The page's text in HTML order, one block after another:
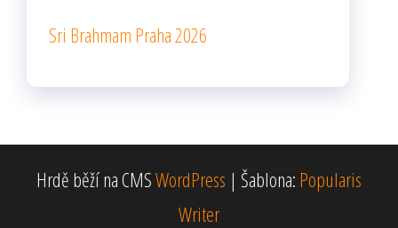
Sri Brahmam Praha 2026
Hrdě běží na CMSWordPress | Šablona: Popularis
Writer